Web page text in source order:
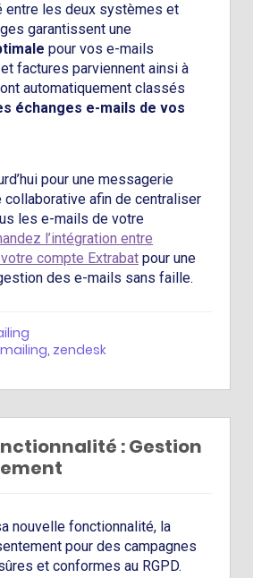
entre les deux systèmes et
garantissent une
pour vos e-mails
factures parviennent ainsi à
automatiquement classés
échanges e-mails de vos
pour une messagerie
afin de centraliser
les e-mails de votre
l’intégration entre
compte Extrabat pour une
des e-mails sans faille.
, zendesk
: Gestion
nouvelle fonctionnalité, la
pour des campagnes
et conformes au RGPD.